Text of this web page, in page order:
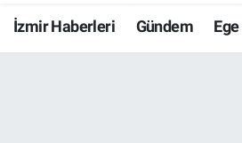
İzmir Haberleri Gündem
Resmi İlanlar